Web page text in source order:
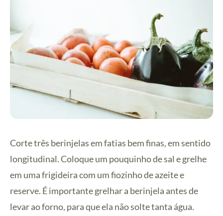
Corte três berinjelas em fatias bem finas, em sentido
longitudinal. Coloque um pouquinho de sal e grelhe
em uma frigideira com um fiozinho de azeite e
reserve. É importante grelhar a berinjela antes de
levar ao forno, para que ela não solte tanta água.